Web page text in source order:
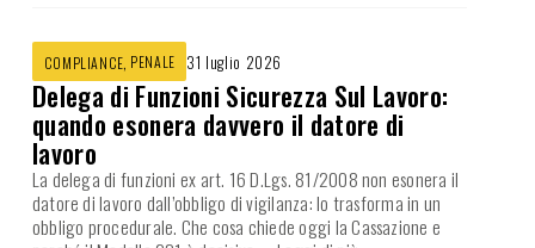
COMPLIANCE, PENALE 31 luglio 2026
Delega di Funzioni Sicurezza Sul Lavoro:
quando esonera davvero il datore di
lavoro
La delega di funzioni ex art. 16 D.Lgs. 81/2008 non esonera il
datore di lavoro dall’obbligo di vigilanza: lo trasforma in un
obbligo procedurale. Che cosa chiede oggi la Cassazione e